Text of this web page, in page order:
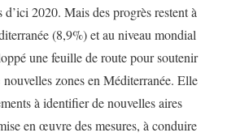
d’ici 2020. Mais des progrès restent à
(8,9%) et au niveau mondial
une feuille de route pour soutenir
zones en Méditerranée. Elle
à identifier de nouvelles aires
en œuvre des mesures, à conduire